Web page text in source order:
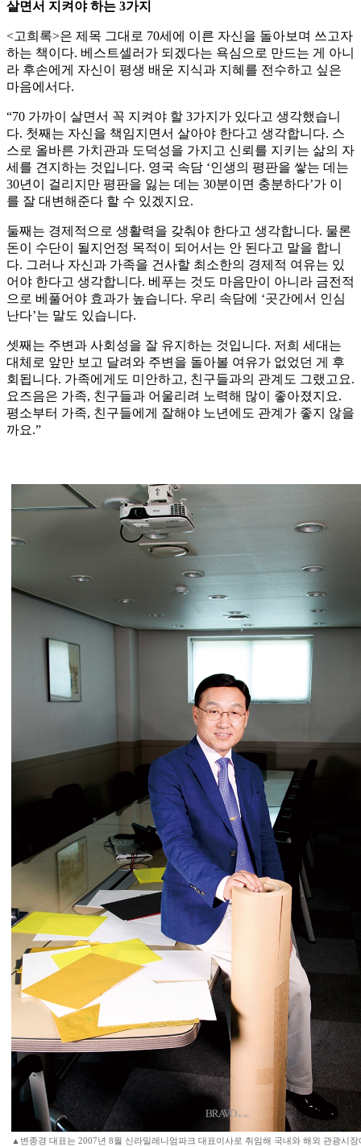
살면서 지켜야 하는 3가지
<고희록>은 제목 그대로 70세에 이른 자신을 돌아보며 쓰고자
하는 책이다. 베스트셀러가 되겠다는 욕심으로 만드는 게 아니
라 후손에게 자신이 평생 배운 지식과 지혜를 전수하고 싶은
마음에서다.
“70 가까이 살면서 꼭 지켜야 할 3가지가 있다고 생각했습니
다. 첫째는 자신을 책임지면서 살아야 한다고 생각합니다. 스
스로 올바른 가치관과 도덕성을 가지고 신뢰를 지키는 삶의 자
세를 견지하는 것입니다. 영국 속담 ‘인생의 평판을 쌓는 데는
30년이 걸리지만 평판을 잃는 데는 30분이면 충분하다’가 이
를 잘 대변해준다 할 수 있겠지요.
둘째는 경제적으로 생활력을 갖춰야 한다고 생각합니다. 물론
돈이 수단이 될지언정 목적이 되어서는 안 된다고 말을 합니
다. 그러나 자신과 가족을 건사할 최소한의 경제적 여유는 있
어야 한다고 생각합니다. 베푸는 것도 마음만이 아니라 금전적
으로 베풀어야 효과가 높습니다. 우리 속담에 ‘곳간에서 인심
난다’는 말도 있습니다.
셋째는 주변과 사회성을 잘 유지하는 것입니다. 저희 세대는
대체로 앞만 보고 달려와 주변을 돌아볼 여유가 없었던 게 후
회됩니다. 가족에게도 미안하고, 친구들과의 관계도 그랬고요.
요즈음은 가족, 친구들과 어울리려 노력해 많이 좋아졌지요.
평소부터 가족, 친구들에게 잘해야 노년에도 관계가 좋지 않을
까요.”
▲변종경 대표는 2007년 8월 신라밀레니엄파크 대표이사로 취임해 국내와 해외 관광시